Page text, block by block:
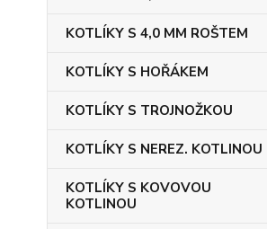
KOTLÍKY S 4,0 MM ROŠTEM
KOTLÍKY S HOŘÁKEM
KOTLÍKY S TROJNOŽKOU
KOTLÍKY S NEREZ. KOTLINOU
KOTLÍKY S KOVOVOU
KOTLINOU